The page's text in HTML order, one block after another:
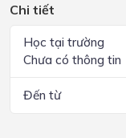
Chi tiết
Học tại trường
Chưa có thông tin
Đến từ